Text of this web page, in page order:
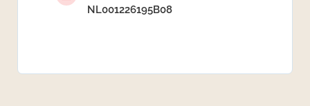
NL001226195B08